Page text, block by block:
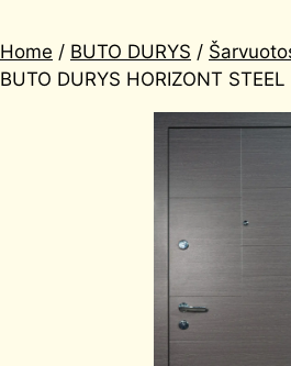
Home / BUTO DURYS /
BUTO DURYS HORIZONT STEEL